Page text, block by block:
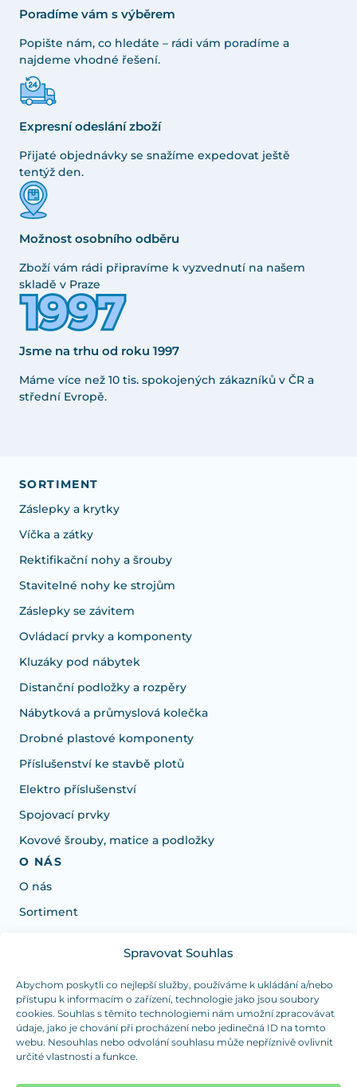
Spravovat Souhlas
Abychom poskytli co nejlepší služby, používáme k ukládání a/nebo
přístupu k informacím o zařízení, technologie jako jsou soubory
cookies. Souhlas s těmito technologiemi nám umožní zpracovávat
údaje, jako je chování při procházení nebo jedinečná ID na tomto
webu. Nesouhlas nebo odvolání souhlasu může nepříznivě ovlivnit
určité vlastnosti a funkce.
Poradíme vám s výběrem
Popište nám, co hledáte – rádi vám poradíme a
najdeme vhodné řešení.
Expresní odeslání zboží
Přijaté objednávky se snažíme expedovat ještě
tentýž den.
Možnost osobního odběru
Zboží vám rádi připravíme k vyzvednutí na našem
skladě v Praze
Jsme na trhu od roku 1997
Máme více než 10 tis. spokojených zákazníků v ČR a
střední Evropě.
SORTIMENT
Záslepky a krytky
Víčka a zátky
Rektifikační nohy a šrouby
Stavitelné nohy ke strojům
Záslepky se závitem
Ovládací prvky a komponenty
Kluzáky pod nábytek
Distanční podložky a rozpěry
Nábytková a průmyslová kolečka
Drobné plastové komponenty
Příslušenství ke stavbě plotů
Elektro příslušenství
Spojovací prvky
Kovové šrouby, matice a podložky
O NÁS
O nás
Sortiment
Potřebujete poradit s výběrem?
Jsme tu pro vás Pondělí-Čtvrtek od: 7:30 - 15:30 hodin
a Pátek od 7:30 - 14:30 hodin
info@dualpraha.cz +420 725 802 767
(platba pouze v hotovosti)